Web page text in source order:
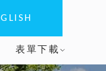
表單下載